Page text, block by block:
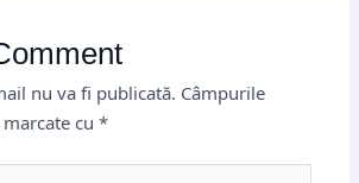
nu va fi publicată. Câmpurile
cu*